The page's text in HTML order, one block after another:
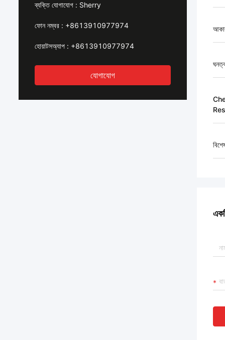
ব্যক্তি যোগাযোগ : Sherry
ফোন নম্বর : +8613910977974
হোয়াটসঅ্যাপ : +8613910977974
যোগাযোগ